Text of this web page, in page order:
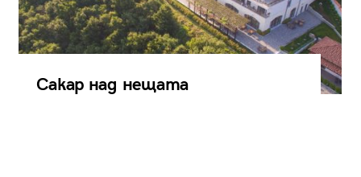
Сакар над нещата